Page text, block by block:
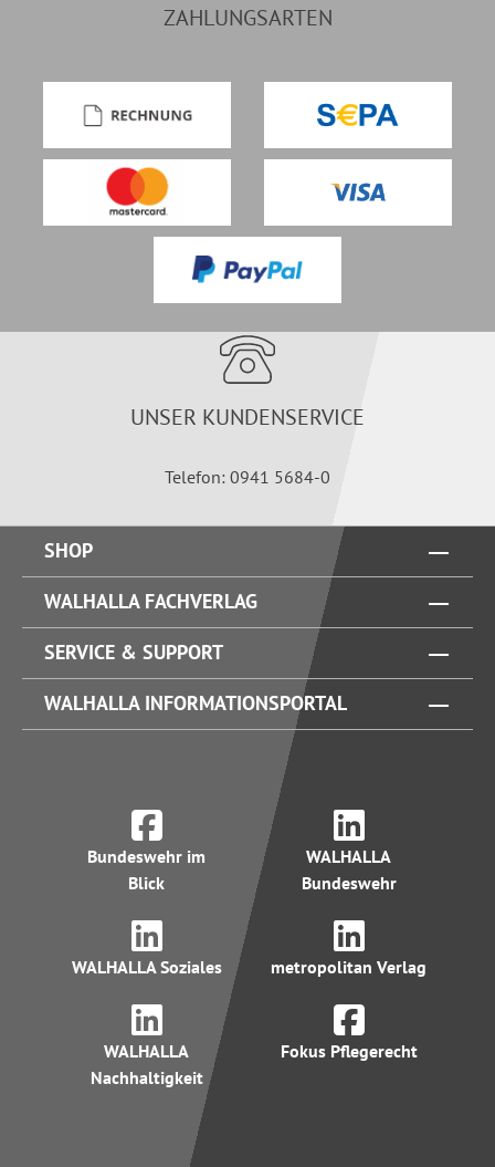
ZAHLUNGSARTEN
UNSER KUNDENSERVICE
Telefon: 0941 5684-0
SHOP
WALHALLA FACHVERLAG
SERVICE & SUPPORT
WALHALLA INFORMATIONSPORTAL
Bundeswehr im
Blick
WALHALLA
Bundeswehr
WALHALLA Soziales metropolitan Verlag
WALHALLA
Nachhaltigkeit
Fokus Pflegerecht